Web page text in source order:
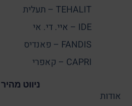
TEHALIT – תעלית
IDE – איי. די. אי
FANDIS – פאנדיס
CAPRI – קאפרי
ניווט מהיר
אודות